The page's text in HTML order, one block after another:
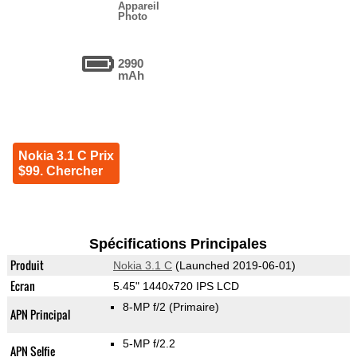
Appareil
Photo
2990
mAh
Nokia 3.1 C Prix
$99. Chercher
Spécifications Principales
Produit Nokia 3.1 C(Launched 2019-06-01)
Ecran 5.45" 1440x720 IPS LCD
APN Principal 8-MP f/2 (Primaire)
APN Selfie 5-MP f/2.2